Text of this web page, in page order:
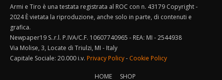
Armi e Tiro è una testata registrata al ROC con n. 43179 Copyright -
2024 È vietata la riproduzione, anche solo in parte, di contenuti e
grafica.
Newpaper19 S..r.l. P.IVA/C.F. 10607740965 - REA: MI - 2544938
Via Molise, 3, Locate di Triulzi, MI - Italy
Capitale Sociale: 20.000 i.v. Privacy Policy- Cookie Policy
HOME SHOP